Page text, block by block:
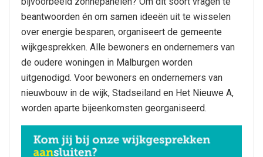
beantwoorden én om samen ideeën uit te wisselen
over energie besparen, organiseert de gemeente
wijkgesprekken. Alle bewoners en ondernemers van
de oudere woningen in Malburgen worden
uitgenodigd. Voor bewoners en ondernemers van
nieuwbouw in de wijk, Stadseiland en Het Nieuwe A,
worden aparte bijeenkomsten georganiseerd.